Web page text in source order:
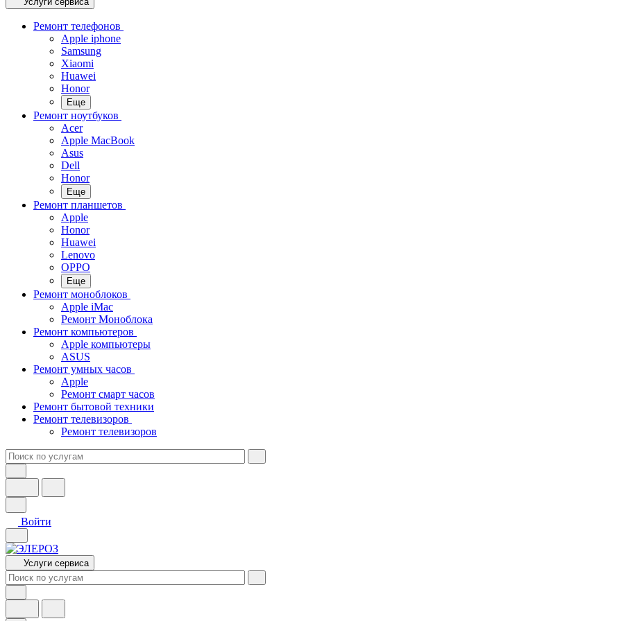
Ремонт телефонов
Apple iphone
Samsung
Xiaomi
Huawei
Honor
Еще
Ремонт ноутбуков
Acer
Apple MacBook
Asus
Dell
Honor
Еще
Ремонт планшетов
Apple
Honor
Huawei
Lenovo
OPPO
Еще
Ремонт моноблоков
Apple iMac
Ремонт Моноблока
Ремонт компьютеров
Apple компьютеры
ASUS
Ремонт умных часов
Apple
Ремонт смарт часов
Ремонт бытовой техники
Ремонт телевизоров
Ремонт телевизоров
Войти
Услуги сервиса